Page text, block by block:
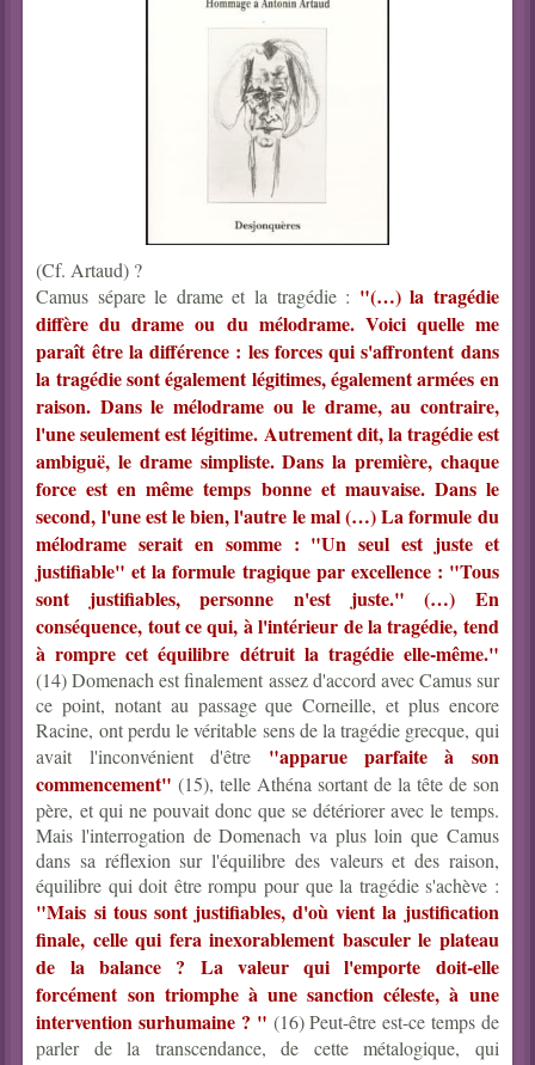
(Cf. Artaud) ?
Camus sépare le drame et la tragédie : "(…) la tragédie
diffère du drame ou du mélodrame. Voici quelle me
paraît être la différence : les forces qui s'affrontent dans
la tragédie sont également légitimes, également armées en
raison. Dans le mélodrame ou le drame, au contraire,
l'une seulement est légitime. Autrement dit, la tragédie est
ambiguë, le drame simpliste. Dans la première, chaque
force est en même temps bonne et mauvaise. Dans le
second, l'une est le bien, l'autre le mal (…) La formule du
mélodrame serait en somme : "Un seul est juste et
justifiable" et la formule tragique par excellence : "Tous
sont justifiables, personne n'est juste." (…) En
conséquence, tout ce qui, à l'intérieur de la tragédie, tend
à rompre cet équilibre détruit la tragédie elle-même."
(14) Domenach est finalement assez d'accord avec Camus sur
ce point, notant au passage que Corneille, et plus encore
Racine, ont perdu le véritable sens de la tragédie grecque, qui
avait l'inconvénient d'être "apparue parfaite à son
commencement" (15), telle Athéna sortant de la tête de son
père, et qui ne pouvait donc que se détériorer avec le temps.
Mais l'interrogation de Domenach va plus loin que Camus
dans sa réflexion sur l'équilibre des valeurs et des raison,
équilibre qui doit être rompu pour que la tragédie s'achève :
"Mais si tous sont justifiables, d'où vient la justification
finale, celle qui fera inexorablement basculer le plateau
de la balance ? La valeur qui l'emporte doit-elle
forcément son triomphe à une sanction céleste, à une
intervention surhumaine ? " (16) Peut-être est-ce temps de
parler de la transcendance, de cette métalogique, qui